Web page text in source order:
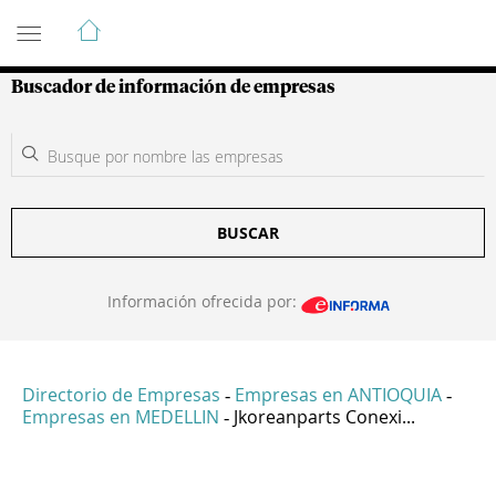
Guía de Empresas Colombianas
Buscador de información de empresas
BUSCAR
Información ofrecida por:
Directorio de Empresas - Empresas en ANTIOQUIA -
Empresas en MEDELLIN - Jkoreanparts Conexi...